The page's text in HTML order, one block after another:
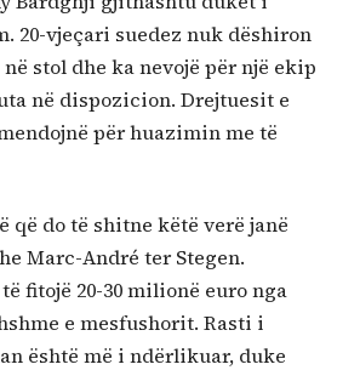
20-vjeçari suedez nuk dëshiron
stol dhe ka nevojë për një ekip
në dispozicion. Drejtuesit e
për huazimin me të
që do të shitne këtë verë janë
Marc-André ter Stegen.
fitojë 20-30 milionë euro nga
e mesfushorit. Rasti i
është më i ndërlikuar, duke